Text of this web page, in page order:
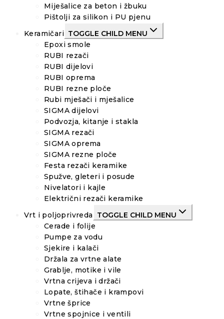
Miješalice za beton i žbuku
Pištolji za silikon i PU pjenu
Keramičari TOGGLE CHILD MENU
Epoxi smole
RUBI rezači
RUBI dijelovi
RUBI oprema
RUBI rezne ploče
Rubi mješači i mješalice
SIGMA dijelovi
Podvozja, kitanje i stakla
SIGMA rezači
SIGMA oprema
SIGMA rezne ploče
Festa rezači keramike
Spužve, gleteri i posude
Nivelatori i kajle
Električni rezači keramike
Vrt i poljoprivreda
TOGGLE CHILD MENU
Cerade i folije
Pumpe za vodu
Sjekire i kalači
Držala za vrtne alate
Grablje, motike i vile
Vrtna crijeva i držači
Lopate, štihače i krampovi
Vrtne šprice
Vrtne spojnice i ventili